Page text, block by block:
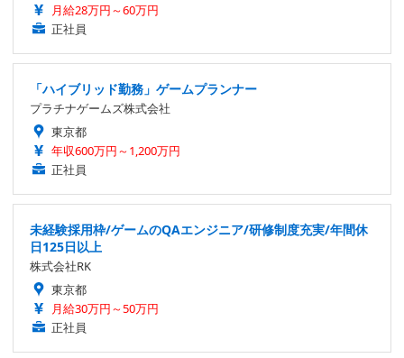
月給28万円～60万円
正社員
「ハイブリッド勤務」ゲームプランナー
プラチナゲームズ株式会社
東京都
年収600万円～1,200万円
正社員
未経験採用枠/ゲームのQAエンジニア/研修制度充実/年間休
日125日以上
株式会社RK
東京都
月給30万円～50万円
正社員